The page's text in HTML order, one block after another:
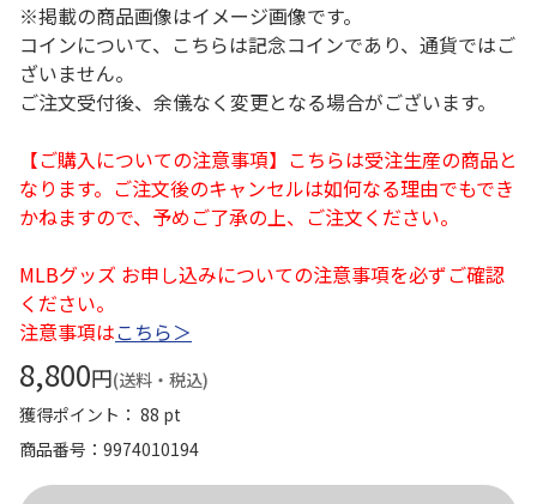
※掲載の商品画像はイメージ画像です。
コインについて、こちらは記念コインであり、通貨ではご
ざいません。
ご注文受付後、余儀なく変更となる場合がございます。
【ご購入についての注意事項】こちらは受注生産の商品と
なります。ご注文後のキャンセルは如何なる理由でもでき
かねますので、予めご了承の上、ご注文ください。
MLBグッズ お申し込みについての注意事項を必ずご確認
ください。
注意事項はこちら＞
8,800円(送料・税込)
獲得ポイント： 88 pt
商品番号
9974010194